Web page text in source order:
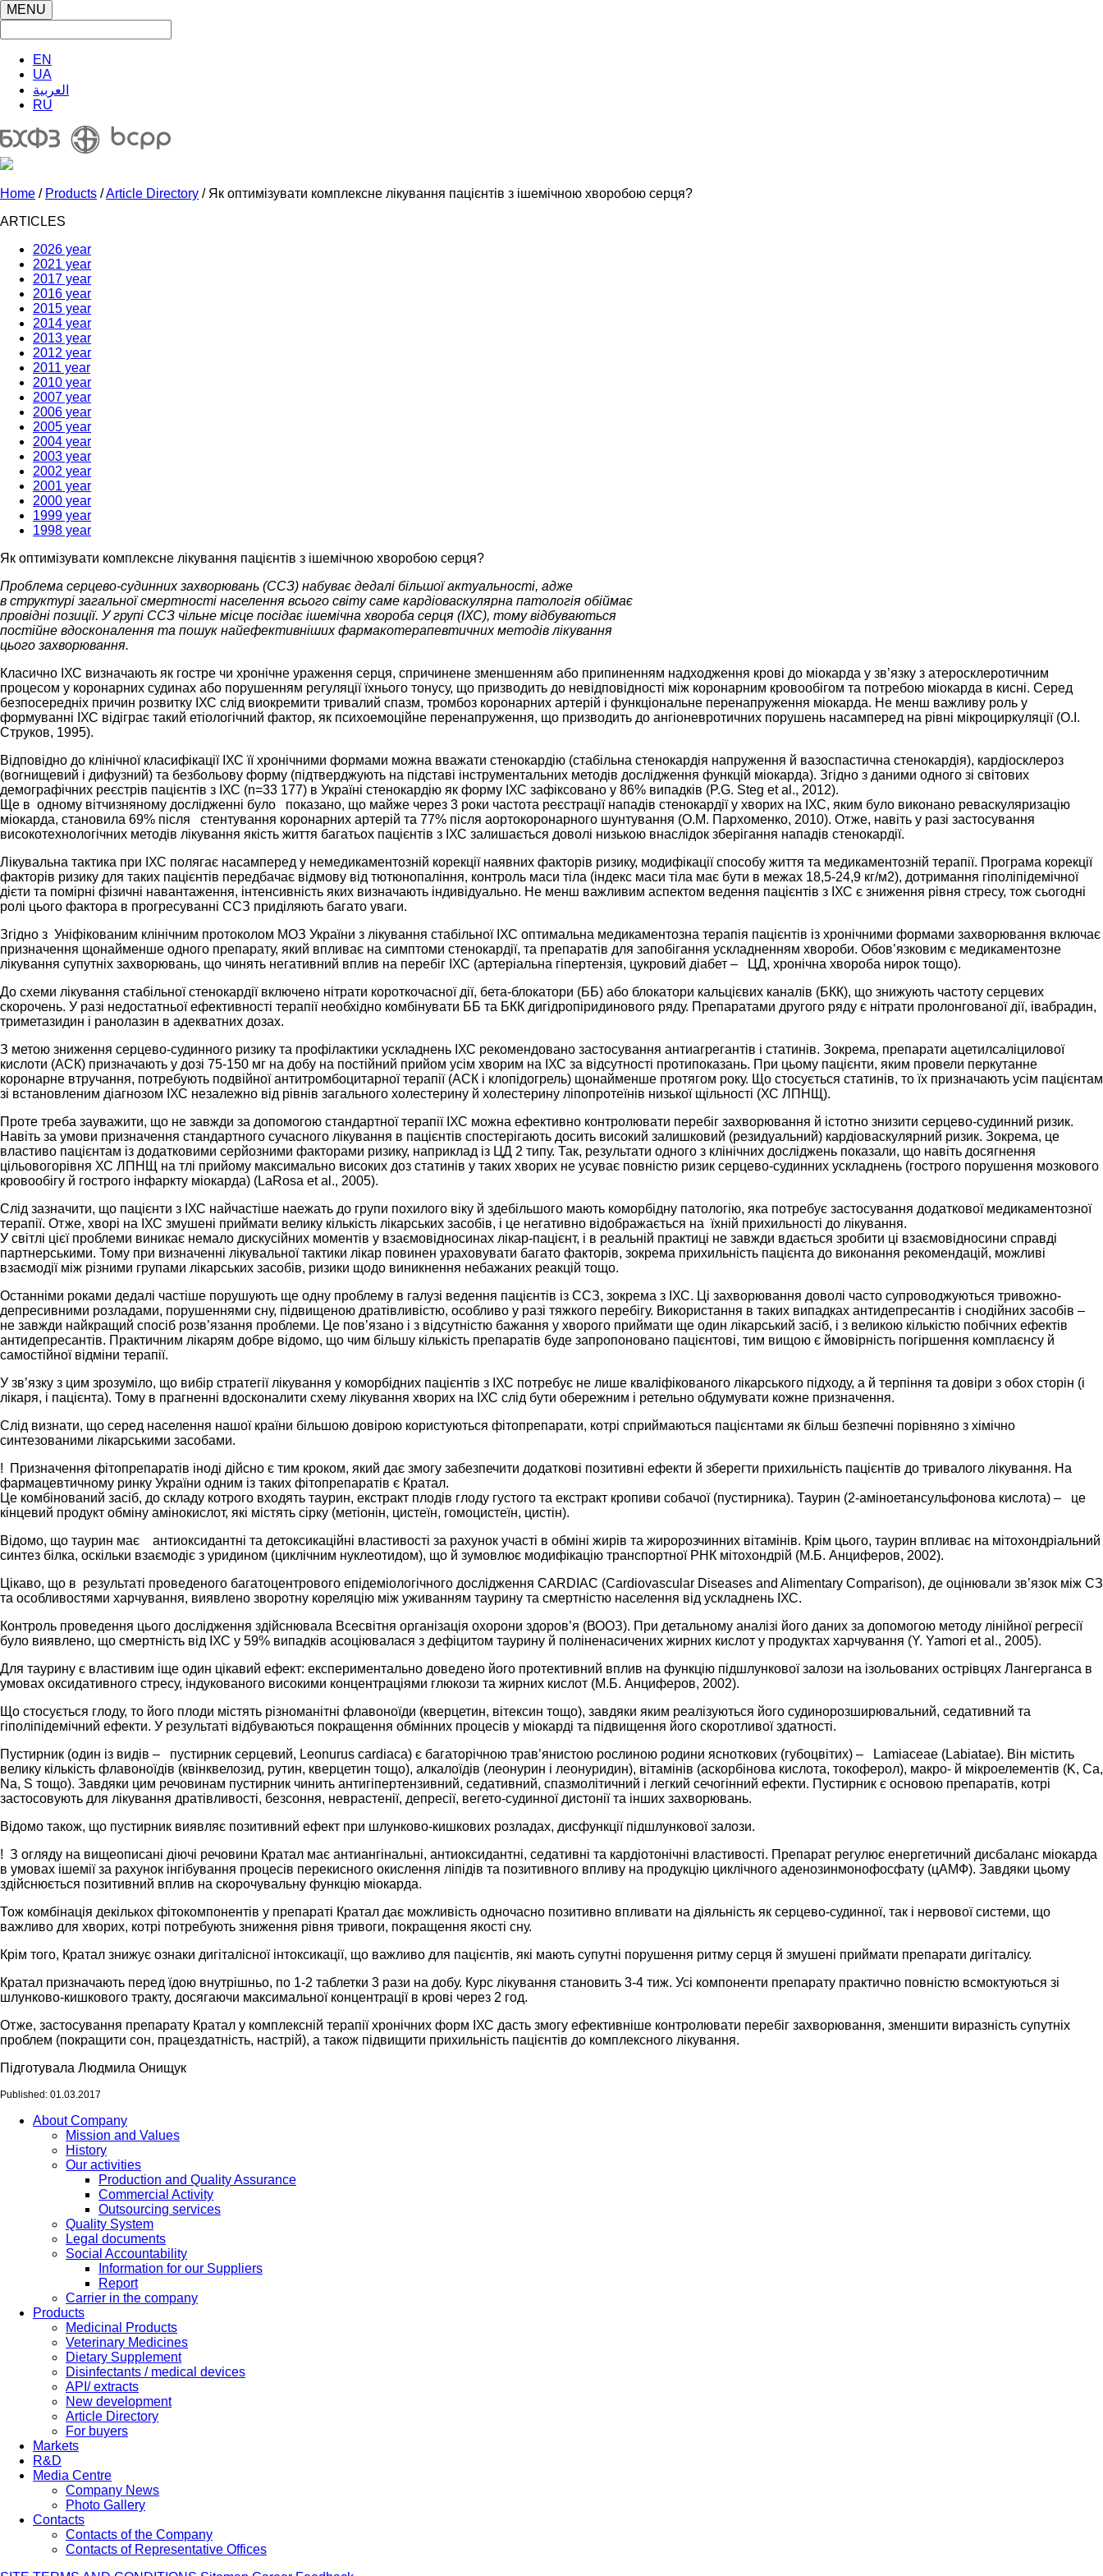
MENU
EN
UA
العربية
RU
Home / Products /Article Directory / Як оптимізувати комплексне лікування пацієнтів з ішемічною хворобою серця?
ARTICLES
2026 year
2021 year
2017 year
2016 year
2015 year
2014 year
2013 year
2012 year
2011 year
2010 year
2007 year
2006 year
2005 year
2004 year
2003 year
2002 year
2001 year
2000 year
1999 year
1998 year
Як оптимізувати комплексне лікування пацієнтів з ішемічною хворобою серця?
Проблема серцево-судинних захворювань (ССЗ) набуває дедалі більшої актуальності, адже
в структурі загальної смертності населення всього світу саме кардіоваскулярна патологія обіймає
провідні позиції. У групі ССЗ чільне місце посідає ішемічна хвороба серця (ІХС), тому відбуваються
постійне вдосконалення та пошук найефективніших фармакотерапевтичних методів лікування
цього захворювання.
Класично ІХС визначають як гостре чи хронічне ураження серця, спричинене зменшенням або припиненням надходження крові до міокарда у зв’язку з атеросклеротичним
процесом у коронарних судинах або порушенням регуляції їхнього тонусу, що призводить до невідповідності між коронарним кровообігом та потребою міокарда в кисні. Серед
безпосередніх причин розвитку ІХС слід виокремити тривалий спазм, тромбоз коронарних артерій і функціональне перенапруження міокарда. Не менш важливу роль у
формуванні ІХС відіграє такий етіологічний фактор, як психоемоційне перенапруження, що призводить до ангіоневротичних порушень насамперед на рівні мікроциркуляції (О.І.
Струков, 1995).
Відповідно до клінічної класифікації ІХС її хронічними формами можна вважати стенокардію (стабільна стенокардія напруження й вазоспастична стенокардія), кардіосклероз
(вогнищевий і дифузний) та безбольову форму (підтверджують на підставі інструментальних методів дослідження функцій міокарда). Згідно з даними одного зі світових
демографічних реєстрів пацієнтів з ІХС (n=33 177) в Україні стенокардію як форму ІХС зафіксовано у 86% випадків (P.G. Steg et al., 2012).
Ще в одному вітчизняному дослідженні було показано, що майже через 3 роки частота реєстрації нападів стенокардії у хворих на ІХС, яким було виконано реваскуляризацію
міокарда, становила 69% після стентування коронарних артерій та 77% після аортокоронарного шунтування (О.М. Пархоменко, 2010). Отже, навіть у разі застосування
високотехнологічних методів лікування якість життя багатьох пацієнтів з ІХС залишається доволі низькою внаслідок зберігання нападів стенокардії.
Лікувальна тактика при ІХС полягає насамперед у немедикаментозній корекції наявних факторів ризику, модифікації способу життя та медикаментозній терапії. Програма корекції
факторів ризику для таких пацієнтів передбачає відмову від тютюнопаління, контроль маси тіла (індекс маси тіла має бути в межах 18,5-24,9 кг/м2), дотримання гіполіпідемічної
дієти та помірні фізичні навантаження, інтенсивність яких визначають індивідуально. Не менш важливим аспектом ведення пацієнтів з ІХС є зниження рівня стресу, тож сьогодні
ролі цього фактора в прогресуванні ССЗ приділяють багато уваги.
Згідно з Уніфікованим клінічним протоколом МОЗ України з лікування стабільної ІХС оптимальна медикаментозна терапія пацієнтів із хронічними формами захворювання включає
призначення щонайменше одного препарату, який впливає на симптоми стенокардії, та препаратів для запобігання ускладненням хвороби. Обов’язковим є медикаментозне
лікування супутніх захворювань, що чинять негативний вплив на перебіг ІХС (артеріальна гіпертензія, цукровий діабет – ЦД, хронічна хвороба нирок тощо).
До схеми лікування стабільної стенокардії включено нітрати короткочасної дії, бета-блокатори (ББ) або блокатори кальцієвих каналів (БКК), що знижують частоту серцевих
скорочень. У разі недостатньої ефективності терапії необхідно комбінувати ББ та БКК дигідропіридинового ряду. Препаратами другого ряду є нітрати пролонгованої дії, івабрадин,
триметазидин і ранолазин в адекватних дозах.
З метою зниження серцево-судинного ризику та профілактики ускладнень ІХС рекомендовано застосування антиагрегантів і статинів. Зокрема, препарати ацетилсаліцилової
кислоти (АСК) призначають у дозі 75-150 мг на добу на постійний прийом усім хворим на ІХС за відсутності протипоказань. При цьому пацієнти, яким провели перкутанне
коронарне втручання, потребують подвійної антитромбоцитарної терапії (АСК і клопідогрель) щонайменше протягом року. Що стосується статинів, то їх призначають усім пацієнтам
зі встановленим діагнозом ІХС незалежно від рівнів загального холестерину й холестерину ліпопротеїнів низької щільності (ХС ЛПНЩ).
Проте треба зауважити, що не завжди за допомогою стандартної терапії ІХС можна ефективно контролювати перебіг захворювання й істотно знизити серцево-судинний ризик.
Навіть за умови призначення стандартного сучасного лікування в пацієнтів спостерігають досить високий залишковий (резидуальний) кардіоваскулярний ризик. Зокрема, це
властиво пацієнтам із додатковими серйозними факторами ризику, наприклад із ЦД 2 типу. Так, результати одного з клінічних досліджень показали, що навіть досягнення
цільовогорівня ХС ЛПНЩ на тлі прийому максимально високих доз статинів у таких хворих не усуває повністю ризик серцево-судинних ускладнень (гострого порушення мозкового
кровообігу й гострого інфаркту міокарда) (LaRosa et al., 2005).
Слід зазначити, що пацієнти з ІХС найчастіше наежать до групи похилого віку й здебільшого мають коморбідну патологію, яка потребує застосування додаткової медикаментозної
терапії. Отже, хворі на ІХС змушені приймати велику кількість лікарських засобів, і це негативно відображається на їхній прихильності до лікування.
У світлі цієї проблеми виникає немало дискусійних моментів у взаємовідносинах лікар-пацієнт, і в реальній практиці не завжди вдається зробити ці взаємовідносини справді
партнерськими. Тому при визначенні лікувальної тактики лікар повинен ураховувати багато факторів, зокрема прихильність пацієнта до виконання рекомендацій, можливі
взаємодії між різними групами лікарських засобів, ризики щодо виникнення небажаних реакцій тощо.
Останніми роками дедалі частіше порушують ще одну проблему в галузі ведення пацієнтів із ССЗ, зокрема з ІХС. Ці захворювання доволі часто супроводжуються тривожно-
депресивними розладами, порушеннями сну, підвищеною дратівливістю, особливо у разі тяжкого перебігу. Використання в таких випадках антидепресантів і снодійних засобів –
не завжди найкращий спосіб розв’язання проблеми. Це пов’язано і з відсутністю бажання у хворого приймати ще один лікарський засіб, і з великою кількістю побічних ефектів
антидепресантів. Практичним лікарям добре відомо, що чим більшу кількість препаратів буде запропоновано пацієнтові, тим вищою є ймовірність погіршення комплаєнсу й
самостійної відміни терапії.
У зв’язку з цим зрозуміло, що вибір стратегії лікування у коморбідних пацієнтів з ІХС потребує не лише кваліфікованого лікарського підходу, а й терпіння та довіри з обох сторін (і
лікаря, і пацієнта). Тому в прагненні вдосконалити схему лікування хворих на ІХС слід бути обережним і ретельно обдумувати кожне призначення.
Слід визнати, що серед населення нашої країни більшою довірою користуються фітопрепарати, котрі сприймаються пацієнтами як більш безпечні порівняно з хімічно
синтезованими лікарськими засобами.
! Призначення фітопрепаратів іноді дійсно є тим кроком, який дає змогу забезпечити додаткові позитивні ефекти й зберегти прихильність пацієнтів до тривалого лікування. На
фармацевтичному ринку України одним із таких фітопрепаратів є Кратал.
Це комбінований засіб, до складу котрого входять таурин, екстракт плодів глоду густого та екстракт кропиви собачої (пустирника). Таурин (2-аміноетансульфонова кислота) – це
кінцевий продукт обміну амінокислот, які містять сірку (метіонін, цистеїн, гомоцистеїн, цистін).
Відомо, що таурин має антиоксидантні та детоксикаційні властивості за рахунок участі в обміні жирів та жиророзчинних вітамінів. Крім цього, таурин впливає на мітохондріальний
синтез білка, оскільки взаємодіє з уридином (циклічним нуклеотидом), що й зумовлює модифікацію транспортної РНК мітохондрій (М.Б. Анциферов, 2002).
Цікаво, що в результаті проведеного багатоцентрового епідеміологічного дослідження CARDIAC (Cardiovascular Diseases and Alimentary Comparison), де оцінювали зв’язок між СЗ
та особливостями харчування, виявлено зворотну кореляцію між уживанням таурину та смертністю населення від ускладнень ІХС.
Контроль проведення цього дослідження здійснювала Всесвітня організація охорони здоров’я (ВООЗ). При детальному аналізі його даних за допомогою методу лінійної регресії
було виявлено, що смертність від ІХС у 59% випадків асоціювалася з дефіцитом таурину й поліненасичених жирних кислот у продуктах харчування (Y. Yamori et al., 2005).
Для таурину є властивим іще один цікавий ефект: експериментально доведено його протективний вплив на функцію підшлункової залози на ізольованих острівцях Лангерганса в
умовах оксидативного стресу, індукованого високими концентраціями глюкози та жирних кислот (М.Б. Анциферов, 2002).
Що стосується глоду, то його плоди містять різноманітні флавоноїди (кверцетин, вітексин тощо), завдяки яким реалізуються його судинорозширювальний, седативний та
гіполіпідемічний ефекти. У результаті відбуваються покращення обмінних процесів у міокарді та підвищення його скоротливої здатності.
Пустирник (один із видів – пустирник серцевий, Leonurus cardiaca) є багаторічною трав’янистою рослиною родини ясноткових (губоцвітих) – Lamiaceae (Labiatae). Він містить
велику кількість флавоноїдів (квінквелозид, рутин, кверцетин тощо), алкалоїдів (леонурин і леонуридин), вітамінів (аскорбінова кислота, токоферол), макро- й мікроелементів (K, Ca,
Na, S тощо). Завдяки цим речовинам пустирник чинить антигіпертензивний, седативний, спазмолітичний і легкий сечогінний ефекти. Пустирник є основою препаратів, котрі
застосовують для лікування дратівливості, безсоння, неврастенії, депресії, вегето-судинної дистонії та інших захворювань.
Відомо також, що пустирник виявляє позитивний ефект при шлунково-кишкових розладах, дисфункції підшлункової залози.
! З огляду на вищеописані діючі речовини Кратал має антиангінальні, антиоксидантні, седативні та кардіотонічні властивості. Препарат регулює енергетичний дисбаланс міокарда
в умовах ішемії за рахунок інгібування процесів перекисного окислення ліпідів та позитивного впливу на продукцію циклічного аденозинмонофосфату (цАМФ). Завдяки цьому
здійснюється позитивний вплив на скорочувальну функцію міокарда.
Тож комбінація декількох фітокомпонентів у препараті Кратал дає можливість одночасно позитивно впливати на діяльність як серцево-судинної, так і нервової системи, що
важливо для хворих, котрі потребують зниження рівня тривоги, покращення якості сну.
Крім того, Кратал знижує ознаки дигіталісної інтоксикації, що важливо для пацієнтів, які мають супутні порушення ритму серця й змушені приймати препарати дигіталісу.
Кратал призначають перед їдою внутрішньо, по 1-2 таблетки 3 рази на добу. Курс лікування становить 3-4 тиж. Усі компоненти препарату практично повністю всмоктуються зі
шлунково-кишкового тракту, досягаючи максимальної концентрації в крові через 2 год.
Отже, застосування препарату Кратал у комплексній терапії хронічних форм ІХС дасть змогу ефективніше контролювати перебіг захворювання, зменшити виразність супутніх
проблем (покращити сон, працездатність, настрій), а також підвищити прихильність пацієнтів до комплексного лікування.
Підготувала Людмила Онищук
Published: 01.03.2017
About Company
Mission and Values
History
Our activities
Production and Quality Assurance
Commercial Activity
Outsourcing services
Quality System
Legal documents
Social Accountability
Information for our Suppliers
Report
Carrier in the company
Products
Medicinal Products
Veterinary Medicines
Dietary Supplement
Disinfectants / medical devices
API/ extracts
New development
Article Directory
For buyers
Markets
R&D
Media Centre
Company News
Photo Gallery
Contacts
Contacts of the Company
Contacts of Representative Offices